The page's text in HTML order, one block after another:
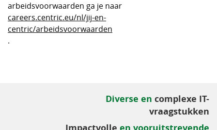
arbeidsvoorwaarden ga je naar
careers.centric.eu/nl/jij-en-
centric/arbeidsvoorwaarden
.
Diverse en complexe IT-
vraagstukken